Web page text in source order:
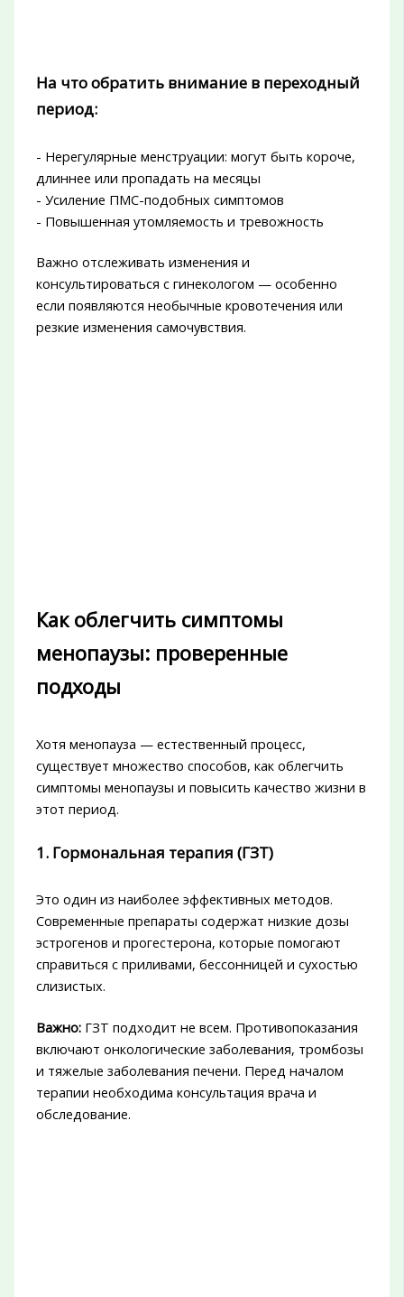
На что обратить внимание в переходный
период:
- Нерегулярные менструации: могут быть короче,
длиннее или пропадать на месяцы
- Усиление ПМС-подобных симптомов
- Повышенная утомляемость и тревожность
Важно отслеживать изменения и
консультироваться с гинекологом — особенно
если появляются необычные кровотечения или
резкие изменения самочувствия.
Как облегчить симптомы
менопаузы: проверенные
подходы
Хотя менопауза — естественный процесс,
существует множество способов, как облегчить
симптомы менопаузы и повысить качество жизни в
этот период.
1. Гормональная терапия (ГЗТ)
Это один из наиболее эффективных методов.
Современные препараты содержат низкие дозы
эстрогенов и прогестерона, которые помогают
справиться с приливами, бессонницей и сухостью
слизистых.
Важно:ГЗТ подходит не всем. Противопоказания
включают онкологические заболевания, тромбозы
и тяжелые заболевания печени. Перед началом
терапии необходима консультация врача и
обследование.